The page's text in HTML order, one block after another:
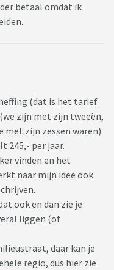
betaal omdat ik
(dat is het tarief
zijn met zijn tweeën,
met zijn zessen waren)
245,- per jaar.
vinden en het
naar mijn idee ook
ook en dan zie je
liggen (of
daar kan je
regio, dus hier zie